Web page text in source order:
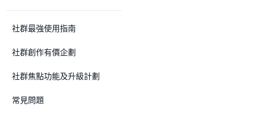
社群最強使用指南
社群創作有價企劃
社群焦點功能及升級計劃
常見問題